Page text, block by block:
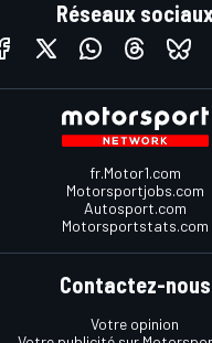
Réseaux
fr.Motor1.com
Motorsportjobs.com
Autosport.com
Motorsportstats.com
Contactez-nous
Votre opinion